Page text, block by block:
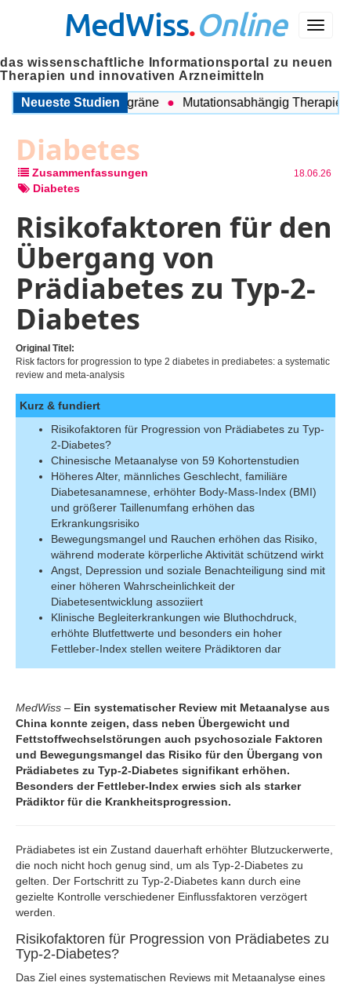
Menü
MedWiss.Online
das wissenschaftliche Informationsportal zu neuen
Therapien und innovativen Arzneimitteln
Neueste Studien
COPD und Migräne Mutationsabhängig Therapie
Diabetes
Zusammenfassungen 18.06.26
Diabetes
Risikofaktoren für den
Übergang von
Prädiabetes zu Typ-2-
Diabetes
Original Titel:
Risk factors for progression to type 2 diabetes in prediabetes: a systematic
review and meta-analysis
Kurz & fundiert
Risikofaktoren für Progression von Prädiabetes zu Typ-
2-Diabetes?
Chinesische Metaanalyse von 59 Kohortenstudien
Höheres Alter, männliches Geschlecht, familiäre
Diabetesanamnese, erhöhter Body-Mass-Index (BMI)
und größerer Taillenumfang erhöhen das
Erkrankungsrisiko
Bewegungsmangel und Rauchen erhöhen das Risiko,
während moderate körperliche Aktivität schützend wirkt
Angst, Depression und soziale Benachteiligung sind mit
einer höheren Wahrscheinlichkeit der
Diabetesentwicklung assoziiert
Klinische Begleiterkrankungen wie Bluthochdruck,
erhöhte Blutfettwerte und besonders ein hoher
Fettleber-Index stellen weitere Prädiktoren dar
MedWiss – Ein systematischer Review mit Metaanalyse aus
China konnte zeigen, dass neben Übergewicht und
Fettstoffwechselstörungen auch psychosoziale Faktoren
und Bewegungsmangel das Risiko für den Übergang von
Prädiabetes zu Typ-2-Diabetes signifikant erhöhen.
Besonders der Fettleber-Index erwies sich als starker
Prädiktor für die Krankheitsprogression.
Prädiabetes ist ein Zustand dauerhaft erhöhter Blutzuckerwerte,
die noch nicht hoch genug sind, um als Typ-2-Diabetes zu
gelten. Der Fortschritt zu Typ-2-Diabetes kann durch eine
gezielte Kontrolle verschiedener Einflussfaktoren verzögert
werden.
Risikofaktoren für Progression von Prädiabetes zu
Typ-2-Diabetes?
Das Ziel eines systematischen Reviews mit Metaanalyse eines